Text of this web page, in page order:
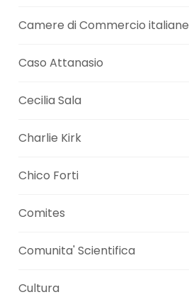
Camere di Commercio italiane
Caso Attanasio
Cecilia Sala
Charlie Kirk
Chico Forti
Comites
Comunita' Scientifica
Cultura